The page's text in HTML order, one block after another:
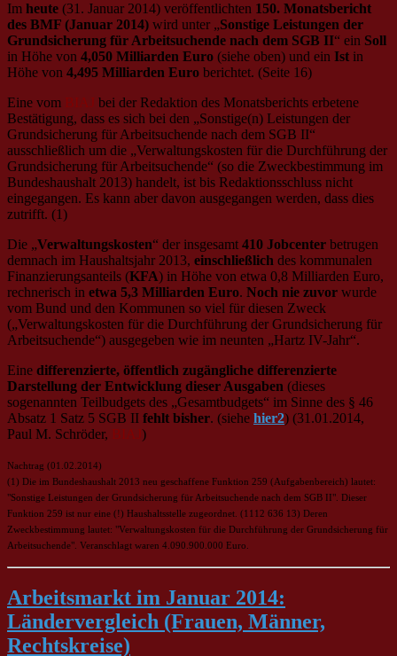
Im heute (31. Januar 2014) veröffentlichten 150. Monatsbericht
des BMF (Januar 2014) wird unter „Sonstige Leistungen der
Grundsicherung für Arbeitsuchende nach dem SGB II“ ein Soll
in Höhe von 4,050 Milliarden Euro (siehe oben) und ein Ist in
Höhe von 4,495 Milliarden Euro berichtet. (Seite 16)
Eine vom BIAJ bei der Redaktion des Monatsberichts erbetene
Bestätigung, dass es sich bei den „Sonstige(n) Leistungen der
Grundsicherung für Arbeitsuchende nach dem SGB II“
ausschließlich um die „Verwaltungskosten für die Durchführung der
Grundsicherung für Arbeitsuchende“ (so die Zweckbestimmung im
Bundeshaushalt 2013) handelt, ist bis Redaktionsschluss nicht
eingegangen. Es kann aber davon ausgegangen werden, dass dies
zutrifft. (1)
Die „Verwaltungskosten“ der insgesamt 410 Jobcenter betrugen
demnach im Haushaltsjahr 2013, einschließlich des kommunalen
Finanzierungsanteils (KFA) in Höhe von etwa 0,8 Milliarden Euro,
rechnerisch in etwa 5,3 Milliarden Euro. Noch nie zuvor wurde
vom Bund und den Kommunen so viel für diesen Zweck
(„Verwaltungskosten für die Durchführung der Grundsicherung für
Arbeitsuchende“) ausgegeben wie im neunten „Hartz IV-Jahr“.
Eine differenzierte, öffentlich zugängliche differenzierte
Darstellung der Entwicklung dieser Ausgaben (dieses
sogenannten Teilbudgets des „Gesamtbudgets“ im Sinne des § 46
Absatz 1 Satz 5 SGB II fehlt bisher. (siehe hier2) (31.01.2014,
Paul M. Schröder, BIAJ)
Nachtrag (01.02.2014)
(1) Die im Bundeshaushalt 2013 neu geschaffene Funktion 259 (Aufgabenbereich) lautet:
"Sonstige Leistungen der Grundsicherung für Arbeitsuchende nach dem SGB II". Dieser
Funktion 259 ist nur eine (!) Haushaltsstelle zugeordnet. (1112 636 13) Deren
Zweckbestimmung lautet: "Verwaltungskosten für die Durchführung der Grundsicherung für
Arbeitsuchende". Veranschlagt waren 4.090.900.000 Euro.
Arbeitsmarkt im Januar 2014:
Ländervergleich (Frauen, Männer,
Rechtskreise)